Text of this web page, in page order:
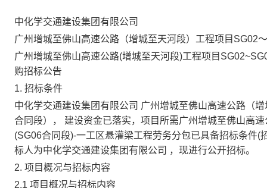
中化学交通建设集团有限公司
广州增城至佛山高速公路（增城至天河段）工程项目SG02
广州增城至佛山高速公路(增城至天河段)工程项目
购招标公告
1. 招标条件
中化学交通建设集团有限公司 广州增城至佛山高速公路（
合同段）， 建设资金已落实，项目所需广州增城至佛山高
(SG06合同段)-一工区悬灌梁工程劳务分包已具备招标条件(
标人为中化学交通建设集团有限公司 ，现进行公开招标。
2. 项目概况与招标内容
2.1 项目概况与招标内容